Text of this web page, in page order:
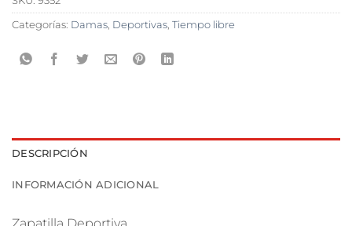
Categorías: Damas Deportivas Tiempo libre
DESCRIPCIÓN
INFORMACIÓN ADICIONAL
Zapatilla Deportiva